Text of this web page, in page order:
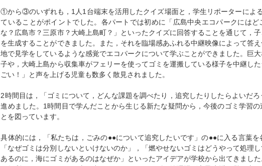
①から③のいずれも，1人1台端末を活用したクイズ場面と，学生リポーターによ
ていることがポイントでした。各パートでは初めに「広島中央エコパークには
な？広島市？三原市？大崎上島町？」といったクイズに回答することを通じて，
を生成することができました。また，それを臨場感あふれる中継映像によって答
地で見学をしているような感覚でエコパークについて学ぶことができました。巨
子や，大崎上島から収集車がフェリーを使ってゴミを運搬している様子を中継し
ごい！」と声を上げる児童も数多く散見されました。
2時間目は，「ゴミについて，どんな課題を調べたり，追究したりしたらよいだ
進めました。1時間目で学んだことから生じる新たな疑問から，今後のゴミ学習
とを図っています。
具体的には，「私たちは，ごみの●●について追究したいです」の●●に入る言葉
「なぜゴミは分別しないといけないのか」，「燃やせないゴミはどうやって処理
あるのに，海にゴミがあるのはなぜか」といったアイデアが学校から出てきまし